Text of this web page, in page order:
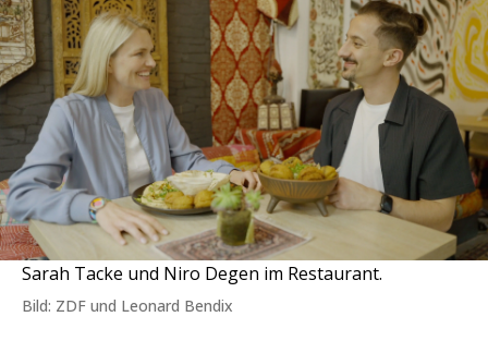
Sarah Tacke und Niro Degen im Restaurant.
Bild: ZDF und Leonard Bendix